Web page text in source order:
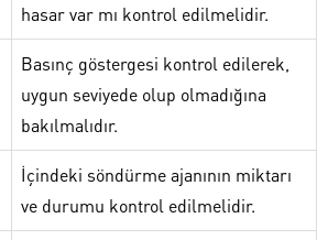
hasar var mı kontrol edilmelidir.
Basınç göstergesi kontrol edilerek,
uygun seviyede olup olmadığına
bakılmalıdır.
İçindeki söndürme ajanının miktarı
ve durumu kontrol edilmelidir.